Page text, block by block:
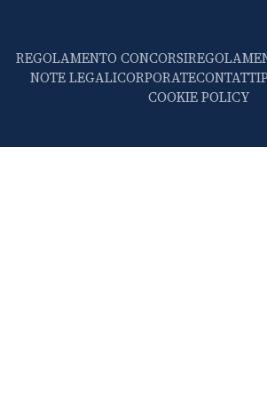
REGOLAMENTO CONCORSI
NOTE LEGALICORPORATECONTATTI
COOKIE POLICY